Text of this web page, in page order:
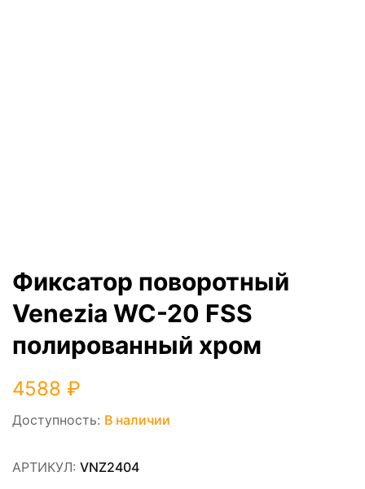
Фиксатор поворотный
Venezia WC-20 FSS
полированный хром
4588 ₽
Доступность: В наличии
АРТИКУЛ: VNZ2404